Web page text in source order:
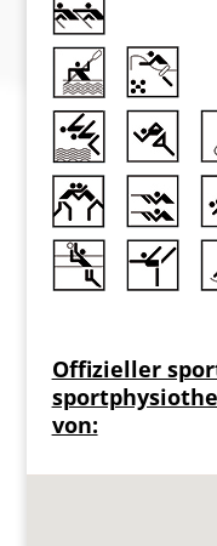
Offizieller
von: